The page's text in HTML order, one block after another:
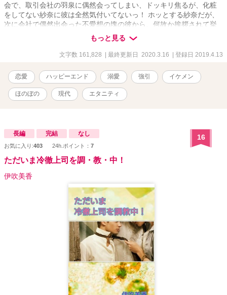
会で、取引会社の羽泉に偶然会ってしまい、ドッキリ焦るが、化粧
をしてない紗奈に彼は全然気付いてないっ！ ホッとする紗奈だが、
次に会社で偶然出会った不愛想の塊の彼から、何故か挨拶されて挙
句にデートまで・・・ 元彼との経験から強引なイケメンは苦手だっ
た紗奈。でも何故か、羽泉からのグイグイ来るアプローチには嫌悪
感がわかないし、「もっと、俺に関心を持て！」と迫られ、そんな
たっぷりなイケメンで・・・ 過去の恋の痛手から、一目惚れしたこ
とに気付いていない、そんな紗奈のシンデレラストーリーです。
もっと見る
文字数 161,828 | 最終更新日 2020.3.16 | 登録日 2019.4.13
恋愛 ハッピーエンド 溺愛 強引 イケメン
ほのぼの 現代 エタニティ
長編 完結 なし
お気に入り:403 24h.ポイント： 7
16
ただいま冷徹上司を調・教・中！
伊吹美香